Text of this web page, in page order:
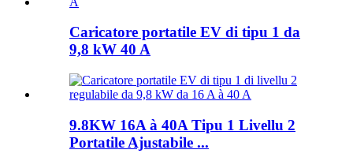
Caricatore portatile EV di tipu 1 da
9,8 kW 40 A
9.8KW 16A à 40A Tipu 1 Livellu 2
Portatile Ajustabile ...